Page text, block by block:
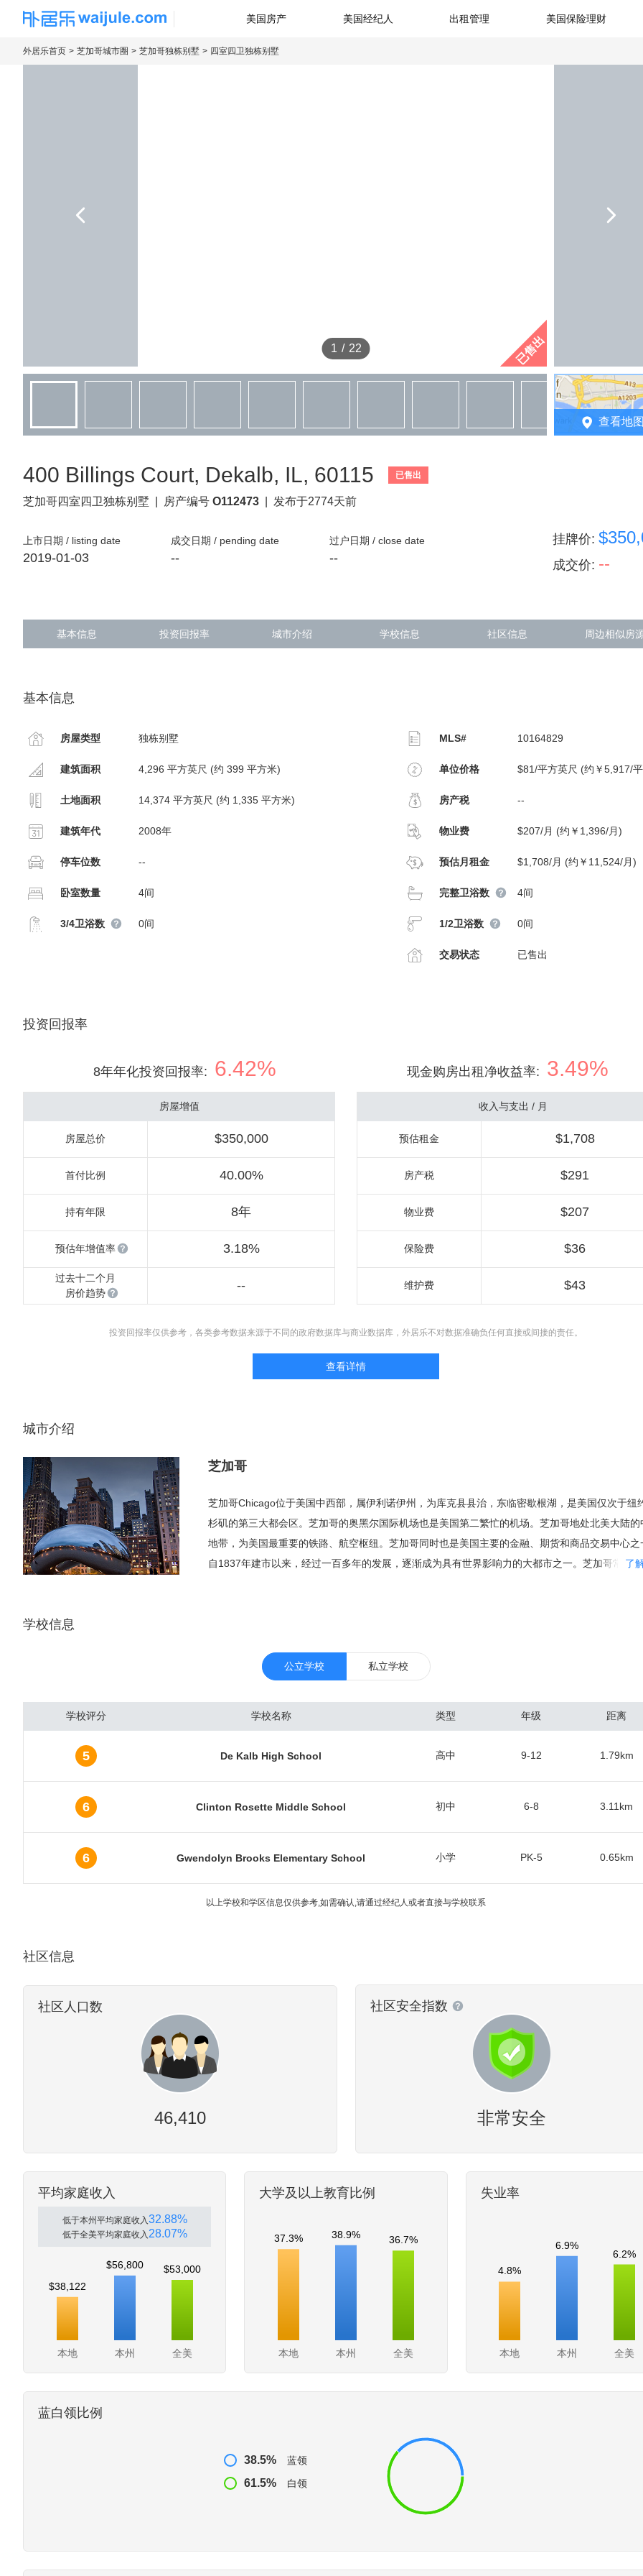
海外房产信息平台
美国房产 美国经纪人 出租管理 美国保险理财
外居乐首页 芝加哥城市圈 芝加哥独栋别墅 四室四卫独栋别墅
1 / 22 已售出
查看地
400 Billings Court, Dekalb, IL, 60115 已售出
芝加哥四室四卫独栋别墅 房产编号 O112473 发布于2774天前
上市日期 / listing date
2019-01-03
成交日期 / pending date
--
过户日期 / close date
--
挂牌价:
成交价: --
基本信息 投资回报率 城市介绍 学校信息 社区信息 周边相似房
基本信息
房屋类型 独栋别墅
建筑面积 4,296 平方英尺 (约 399 平方米)
土地面积 14,374 平方英尺 (约 1,335 平方米)
建筑年代 2008年
停车位数 --
卧室数量 4间
3/4卫浴数 0间
MLS# 10164829
单位价格 $81/平方英尺 (约￥5,917/
房产税 --
物业费 $207/月 (约￥1,396/月)
预估月租金 $1,708/月 (约￥11,524/月)
完整卫浴数 4间
1/2卫浴数 0间
交易状态 已售出
投资回报率
8年年化投资回报率: 6.42% 现金购房出租净收益率: 3.49%
房屋增值
房屋总价 $350,000
首付比例 40.00%
持有年限 8年
预估年增值率 3.18%
过去十二个月
房价趋势
--
收入与支出 / 月
预估租金 $1,708
房产税 $291
物业费 $207
保险费 $36
维护费 $43
投资回报率仅供参考，各类参考数据来源于不同的政府数据库与商业数据库，外居乐不对数据准确负任何直接或间接的责任。
查看详情
城市介绍
芝加哥
芝加哥Chicago位于美国中西部，属伊利诺伊州，为库克县县治，东临密歇根湖，是美国仅次于纽
杉矶的第三大都会区。芝加哥的奥黑尔国际机场也是美国第二繁忙的机场。芝加哥地处北美大陆的
地带，为美国最重要的铁路、航空枢纽。芝加哥同时也是美国主要的金融、期货和商品交易中心之
自1837年建市以来，经过一百多年的发展，逐渐成为具有世界影响力的大都市之一。芝加哥常见
3人生活在芝加哥。而在伊州内，有超过一半的人生活在芝加哥大都会区内。芝加哥是美国人口最
大城市之一。 芝加哥是美国GDP第3高的大都会区（仅次于纽约和洛杉矶)。同时该都市区也被评
发展最均衡的经济体。芝加哥也是全球最重要的一个金融中心，是美国第二大商业中心区。有12
00强公司的总部设立在此，如芝加哥联邦储备银行、芝加哥股票交易所、芝加哥商品交易所以及
展中心是McCormick Place，它由四个连接的建筑组成，是美国最大和世界第三大的会展中心。在
办会展的数量方面，芝加哥位列美国第三，居于拉斯维加斯和奥兰多之后。
了
学校信息
公立学校 私立学校
学校评分 学校名称 类型 年级 距离
5 De Kalb High School 高中 9-12 1.79km
6 Clinton Rosette Middle School 初中 6-8 3.11 km
6 Gwendolyn Brooks Elementary School 小学 PK-5 0.65km
以上学校和学区信息仅供参考,如需确认,请通过经纪人或者直接与学校联系
社区信息
社区人口数
46,410
社区安全指数
非常安全
平均家庭收入
低于本州平均家庭收入32.88%
低于全美平均家庭收入 28.07%
本地 本州 全美
$38,122
$56,800 $53,000
大学及以上教育比例
本地 本州 全美
37.3% 38.9% 36.7%
失业率
本地 本州 全美
4.8%
6.9%
6.2%
蓝白领比例
38.5% 蓝领
61.5% 白领